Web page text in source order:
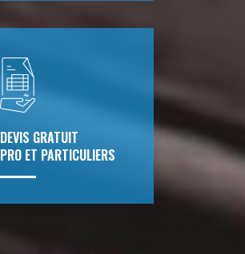
DEVIS GRATUIT
PRO ET PARTICULIERS